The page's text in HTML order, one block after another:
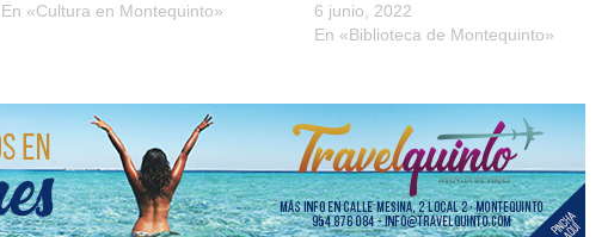
En «Cultura en Montequinto»
6 junio, 2022
En «Biblioteca de Montequinto»